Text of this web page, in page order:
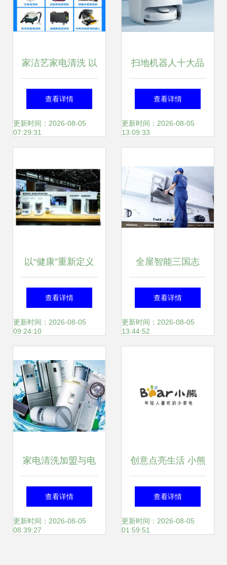
家洁艺家电清洗 以
技术引领生活服务
新格局，深耕家用
查看详情
更新时间：2026-08-05
07:29:31
扫地机器人十大品
牌深度解析 谁更胜
一筹？——基于家
专业选型指南
查看详情
更新时间：2026-08-05
13:09:33
以“健康”重新定义
家电 海尔焕新健康
节即将启动
查看详情
更新时间：2026-08-05
09:24:10
全屋智能三国志
查看详情
更新时间：2026-08-05
13:44:52
家电清洗加盟与电
器研发的平衡点 绿
之源的机遇与潜在
查看详情
更新时间：2026-08-05
08:39:27
创意点亮生活 小熊
电器如何以创新研
发与设计驱动小家
查看详情
更新时间：2026-08-05
01:59:51